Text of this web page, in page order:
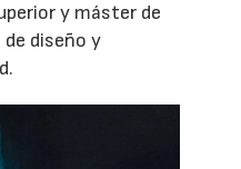
y máster de
de diseño y